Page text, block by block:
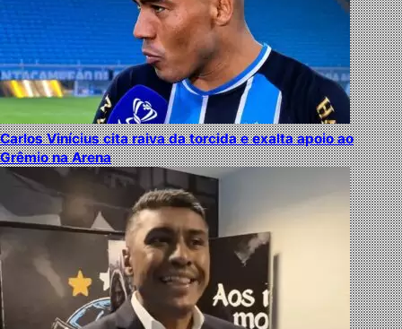
Carlos Vinícius cita raiva da torcida e exalta apoio ao
Grêmio na Arena